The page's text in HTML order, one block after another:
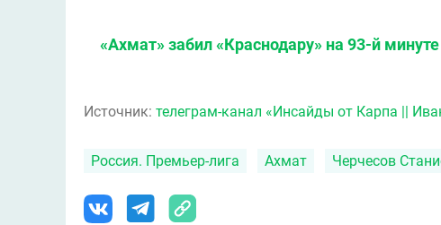
«Ахмат» забил «Краснодару» на 93-й
Источник: телеграм-канал «Инсайды от Карпа ||
Россия. Премьер-лига Ахмат Черчесов